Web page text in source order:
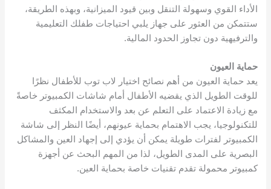
الأداء القوي وسهولة التنقل وبين قيود الميزانية، وبهذه الطريقة،
ستتمكن من العثور على جهاز يلبي احتياجات طفلك التعليمية
والترفيهية دون تجاوز الحدود المالية.
حماية العيون
يعد حماية العيون من أهم نصائح اختيار لاب توب للأطفال نظرًا
للوقت الطويل الذي يقضيه الأطفال أمام شاشات الكمبيوتر خاصةً
مع زيادة الاعتماد على التعلم عن بعد والاستخدام المكثف
للتكنولوجيا، يجب الاهتمام بحماية عيونهم، أيضًا النظر إلى شاشة
الكمبيوتر لفترات طويلة يمكن أن يؤدي إلى إجهاد العين والمشاكل
البصرية على المدى الطويل، لذا من المهم البحث عن أجهزة
كمبيوتر محمولة تقدم تقنيات خاصة بحماية العين.